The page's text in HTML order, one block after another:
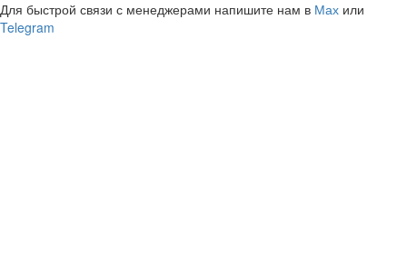
Для быстрой связи с менеджерами напишите нам в Мах или
Telegram